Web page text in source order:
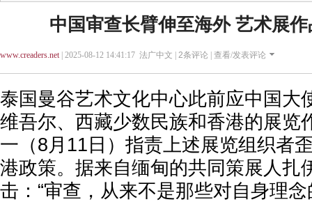
中国审查长臂伸至海外 艺术展
www.creaders.net| 2025-08-12 14:41:17 法广中文 | 2条评论 | 查看/发表评论
泰国曼谷艺术文化中心此前应中国大
维吾尔、西藏少数民族和香港的展览
一（8月11日）指责上述展览组织者
港政策。据来自缅甸的共同策展人扎
击：“审查，从来不是那些对自身理